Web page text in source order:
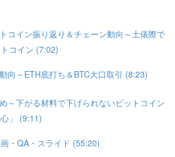
コイン振り返り＆チェーン動向～土俵際で
コイン (7:02)
向～ETH底打ち＆BTC大口取引 (8:23)
～下がる材料で下げられないビットコイン
」 (9:11)
・QA・スライド (55:20)